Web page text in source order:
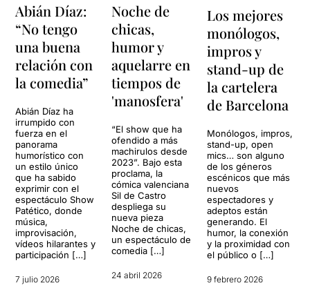
Abián Díaz:
“No tengo
una buena
relación con
la comedia”
Abián Díaz ha
irrumpido con
fuerza en el
panorama
humorístico con
un estilo único
que ha sabido
exprimir con el
espectáculo Show
Patético, donde
música,
improvisación,
vídeos hilarantes y
participación […]
7 julio 2026
Noche de
chicas,
humor y
aquelarre en
tiempos de
'manosfera'
“El show que ha
ofendido a más
machirulos desde
2023”. Bajo esta
proclama, la
cómica valenciana
Sil de Castro
despliega su
nueva pieza
Noche de chicas,
un espectáculo de
comedia […]
24 abril 2026
Los mejores
monólogos,
impros y
stand-up de
la cartelera
de Barcelona
Monólogos, impros,
stand-up, open
mics… son alguno
de los géneros
escénicos que más
nuevos
espectadores y
adeptos están
generando. El
humor, la conexión
y la proximidad con
el público o […]
9 febrero 2026